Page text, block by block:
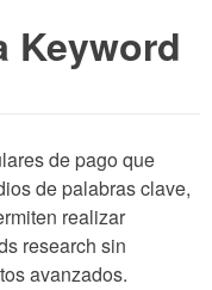
Keyword
de pago que
de palabras clave,
realizar
research sin
avanzados.